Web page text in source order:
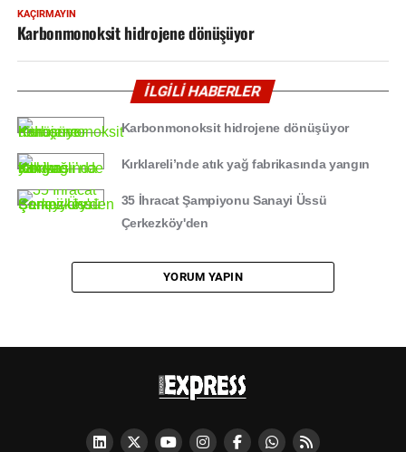
KAÇIRMAYIN
Karbonmonoksit hidrojene dönüşüyor
İLGİLİ HABERLER
Karbonmonoksit hidrojene dönüşüyor
Kırklareli’nde atık yağ fabrikasında yangın
35 İhracat Şampiyonu Sanayi Üssü
Çerkezköy'den
YORUM YAPIN